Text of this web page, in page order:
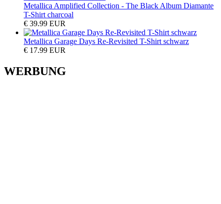
Metallica Amplified Collection - The Black Album Diamante
T-Shirt charcoal
€ 39.99 EUR
Metallica Garage Days Re-Revisited T-Shirt schwarz
€ 17.99 EUR
WERBUNG